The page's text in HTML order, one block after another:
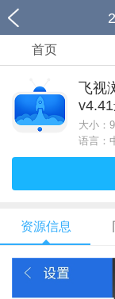
首页
飞
大小：
语言：
资源信息